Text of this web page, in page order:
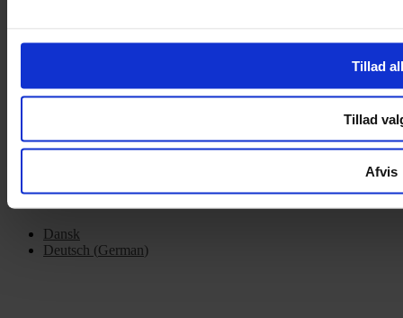
Tillad
Tillad
Afvis
Mandag – Fredag 10:00 – 17:30
Copyright © 2022.Design & hosting by Webhuset Ballum ApS
Dansk
Deutsch (German)